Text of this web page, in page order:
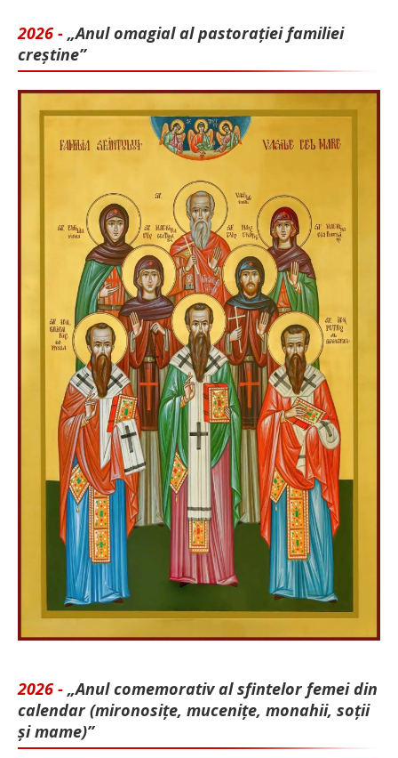
2026 - „Anul omagial al pastorației familiei
creștine”
2026 - „Anul comemorativ al sfintelor femei din
calendar (mironosițe, mu­cenițe, monahii, soții
și mame)”